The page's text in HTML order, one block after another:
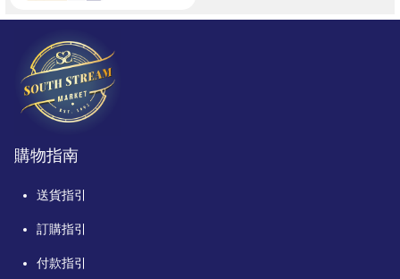
購物指南
送貨指引
訂購指引
付款指引